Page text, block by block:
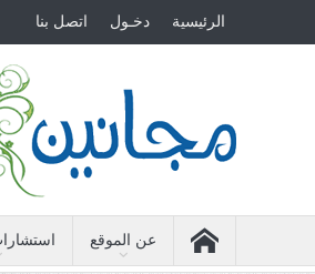
الرئيسية دخـول اتصل بنا
عن الموقع